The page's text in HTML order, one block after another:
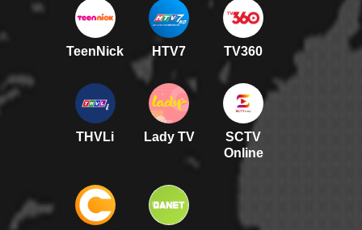
TeenNick HTV7 TV360
THVLi Lady TV
SCTV
Online